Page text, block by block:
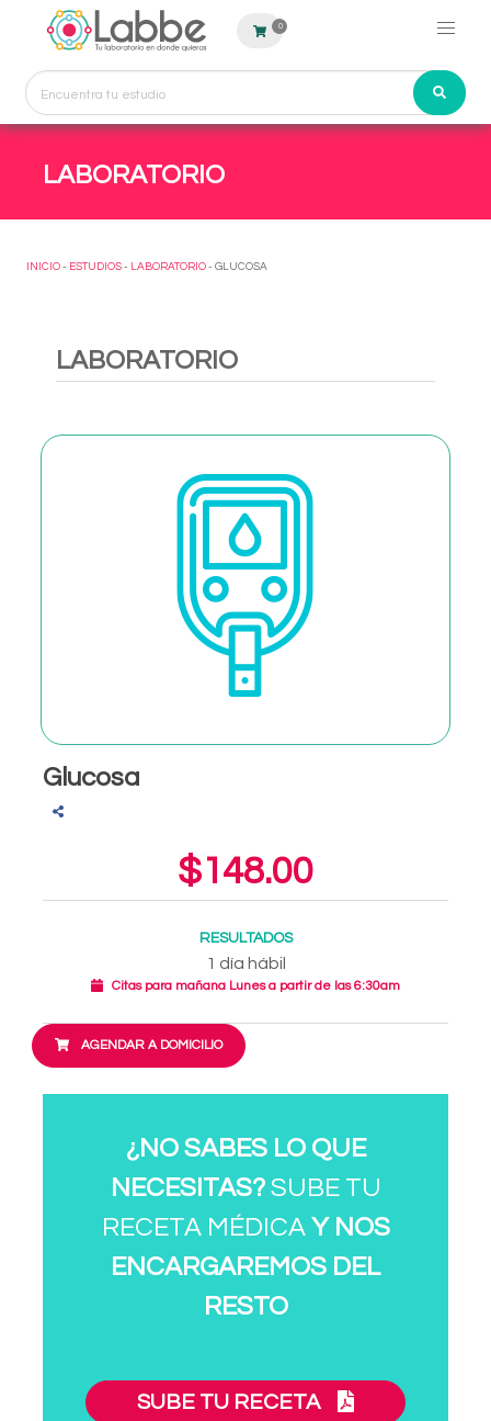
0
LABORATORIO
INICIO - ESTUDIOS - LABORATORIO - GLUCOSA
LABORATORIO
Glucosa
$148.00
RESULTADOS
1 día hábil
Citas para mañana Lunes a partir de las 6:30am
AGENDAR A DOMICILIO
¿NO SABES LO QUE
NECESITAS?SUBE TU
RECETA MÉDICA Y NOS
ENCARGAREMOS DEL
RESTO
SUBE TU RECETA